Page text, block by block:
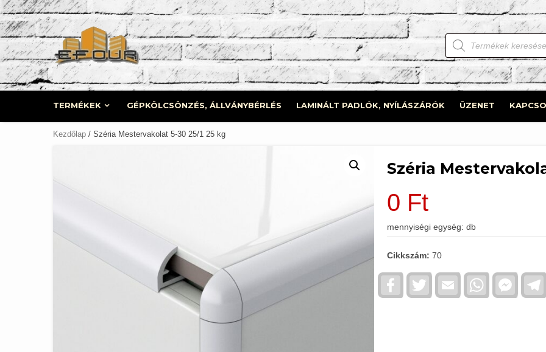
Skip
to
content
Products
search
TERMÉKEK GÉPKÖLCSÖNZÉS, ÁLLVÁNYBÉRLÉS LAMINÁLT PADLÓK, NYÍLÁSZÁRÓK ÜZENET
Kezdőlap / Széria Mestervakolat 5-30 25/1 25 kg
Széria
0 Ft
mennyiségi egység: db
Cikkszám:70
FacebookTwitter Email WhatsApp